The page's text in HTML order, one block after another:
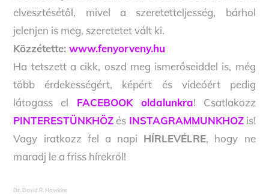
elvesztésétől, mivel a szeretetteljesség, bárhol
jelenjen is meg, szeretetet vált ki.
Közzétette:www.fenyorveny.hu
Ha tetszett a cikk, oszd meg ismerőseiddel is, még
több érdekességért, képért és videóért pedig
látogass el FACEBOOK oldalunkra! Csatlakozz
PINTERESTÜNKHÖZ és INSTAGRAMMUNKHOZis!
Vagy iratkozz fel a napi HÍRLEVÉLRE, hogy ne
maradj le a friss hírekről!
Dr. David R. Hawkins